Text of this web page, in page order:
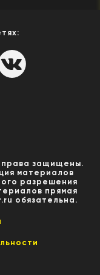
защищены.
материалов
разрешения
прямая
обязательна.